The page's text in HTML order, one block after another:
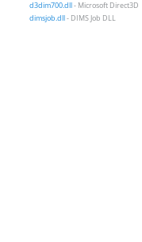
d3dim700.dll- Microsoft Direct3D
dimsjob.dll- DIMS Job DLL